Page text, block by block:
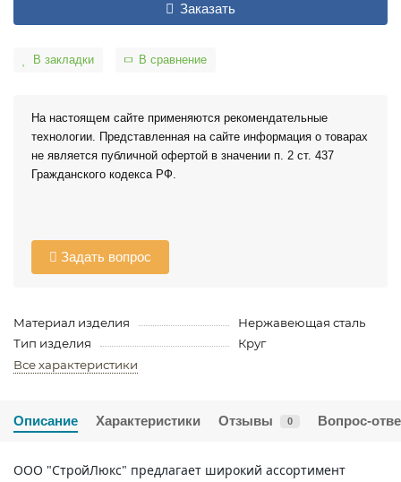
Заказать
В закладки В сравнение
На настоящем сайте применяются рекомендательные
технологии. Представленная на сайте информация о товарах
не является публичной офертой в значении п. 2 ст. 437
Гражданского кодекса РФ.
Задать вопрос
Материал изделия
Нержавеющая сталь
Тип изделия
Круг
Все характеристики
Описание Характеристики Отзывы 0 Вопрос-
ООО "СтройЛюкс" предлагает широкий ассортимент